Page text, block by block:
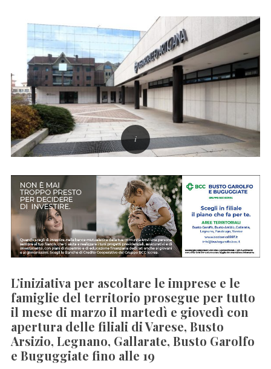
L’iniziativa per ascoltare le imprese e le
famiglie del territorio prosegue per tutto
il mese di marzo il martedì e giovedì con
apertura delle filiali di Varese, Busto
Arsizio, Legnano, Gallarate, Busto Garolfo
e Buguggiate fino alle 19